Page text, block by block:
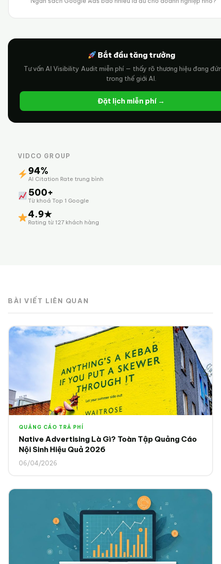
Bắt đầu tăng trưởng
Tư vấn AI Visibility Audit miễn phí — thấy rõ thương hiệu đang
trong thế giới AI.
Đặt lịch miễn phí →
VIDCO GROUP
94%
AI Citation Rate trung bình
500+
Từ khoá Top 1 Google
4.9★
Rating từ 127 khách hàng
BÀI VIẾT LIÊN QUAN
QUẢNG CÁO TRẢ PHÍ
Native Advertising Là Gì? Toàn Tập Quảng Cáo
Nội Sinh Hiệu Quả 2026
06/04/2026